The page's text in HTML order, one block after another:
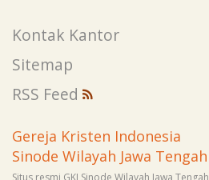
Kontak Kantor
Sitemap
RSS Feed
Gereja Kristen Indonesia
Sinode Wilayah Jawa Tengah
Situs resmi GKI Sinode Wilayah Jawa Tengah